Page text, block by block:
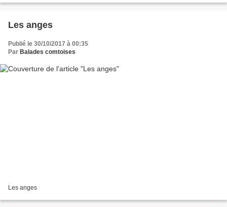
Les anges
Publié le 30/10/2017 à 00:35
Par Balades comtoises
Les anges